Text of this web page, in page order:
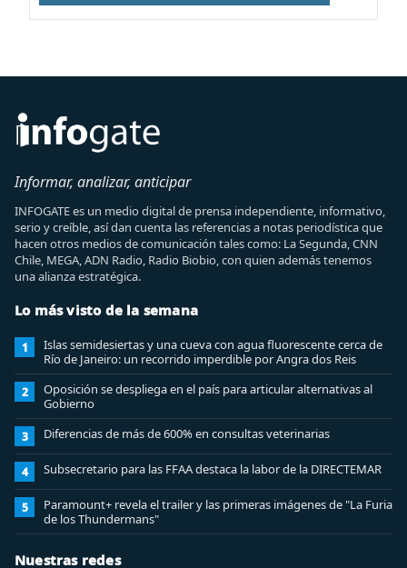
Informar, analizar, anticipar
INFOGATE es un medio digital de prensa independiente, informativo,
serio y creíble, así dan cuenta las referencias a notas periodística que
hacen otros medios de comunicación tales como: La Segunda, CNN
Chile, MEGA, ADN Radio, Radio Biobio, con quien además tenemos
una alianza estratégica.
Lo más visto de la semana
1
Islas semidesiertas y una cueva con agua fluorescente cerca de
Río de Janeiro: un recorrido imperdible por Angra dos Reis
2
Oposición se despliega en el país para articular alternativas al
Gobierno
3 Diferencias de más de 600% en consultas veterinarias
4 Subsecretario para las FFAA destaca la labor de la DIRECTEMAR
5
Paramount+ revela el trailer y las primeras imágenes de "La Furia
de los Thundermans"
Nuestras redes